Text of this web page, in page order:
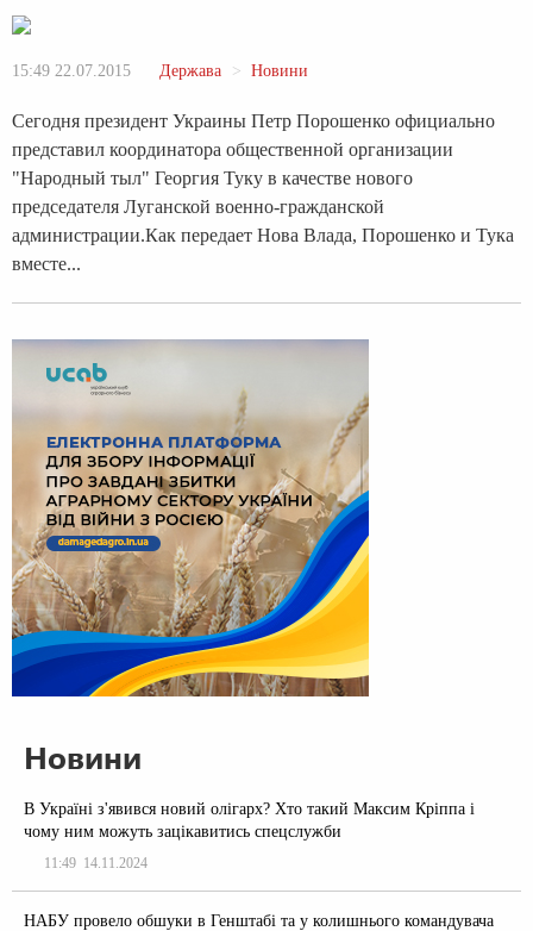
15:49 22.07.2015 Держава Новини
Сегодня президент Украины Петр Порошенко официально
представил координатора общественной организации
"Народный тыл" Георгия Туку в качестве нового
председателя Луганской военно-гражданской
администрации.Как передает Нова Влада, Порошенко и Тука
вместе...
Новини
В Україні з'явився новий олігарх? Хто такий Максим Кріппа і
чому ним можуть зацікавитись спецслужби
11:49 14.11.2024
НАБУ провело обшуки в Генштабі та у колишнього командувача